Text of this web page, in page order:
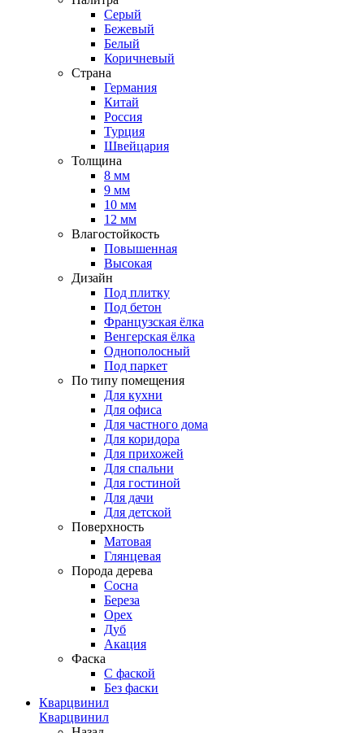
Серый
Бежевый
Белый
Коричневый
Страна
Германия
Китай
Россия
Турция
Швейцария
Толщина
8 мм
9 мм
10 мм
12 мм
Влагостойкость
Повышенная
Высокая
Дизайн
Под плитку
Под бетон
Французская ёлка
Венгерская ёлка
Однополосный
Под паркет
По типу помещения
Для кухни
Для офиса
Для частного дома
Для коридора
Для прихожей
Для спальни
Для гостиной
Для дачи
Для детской
Поверхность
Матовая
Глянцевая
Порода дерева
Сосна
Береза
Орех
Дуб
Акация
Фаска
С фаской
Без фаски
Кварцвинил
Кварцвинил